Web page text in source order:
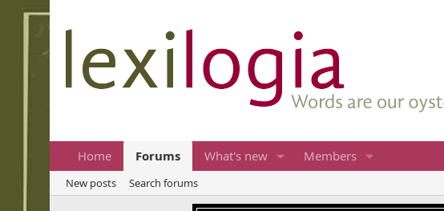
Home Forums What's new Members
New posts Search forums